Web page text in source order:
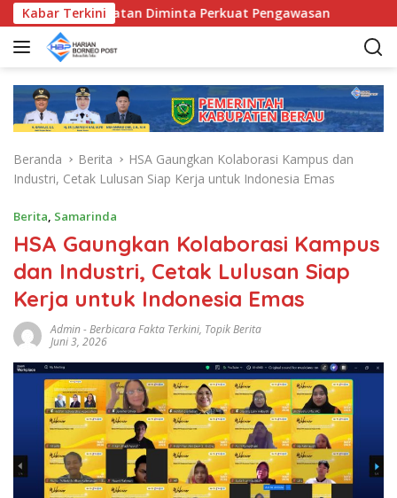
a
Kabar Terkini
Kecamatan Diminta Perkuat Pengawasan
Beranda Berita
HSA Gaungkan Kolaborasi Kampus dan
Industri, Cetak Lulusan Siap Kerja untuk Indonesia Emas
Berita, Samarinda
HSA Gaungkan Kolaborasi Kampus
dan Industri, Cetak Lulusan Siap
Kerja untuk Indonesia Emas
Admin-Berbicara Fakta Terkini, Topik Berita
Juni 3, 2026